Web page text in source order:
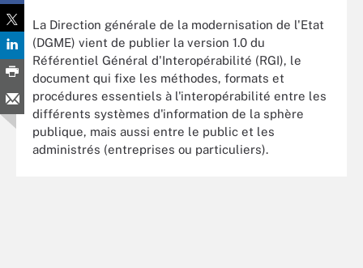
La Direction générale de la modernisation de l'Etat
(DGME) vient de publier la version 1.0 du
Référentiel Général d'Interopérabilité (RGI), le
document qui fixe les méthodes, formats et
procédures essentiels à l'interopérabilité entre les
différents systèmes d'information de la sphère
publique, mais aussi entre le public et les
administrés (entreprises ou particuliers).